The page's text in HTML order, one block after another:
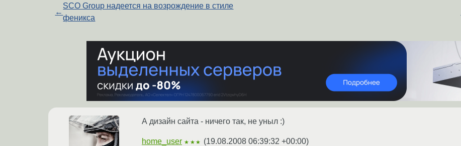
←
SCO Group надеется на возрождение в стиле
феникса
А дизайн сайта - ничего так, не уныл :)
home_user ★★★ (19.08.2008 06:39:32 +00:00)